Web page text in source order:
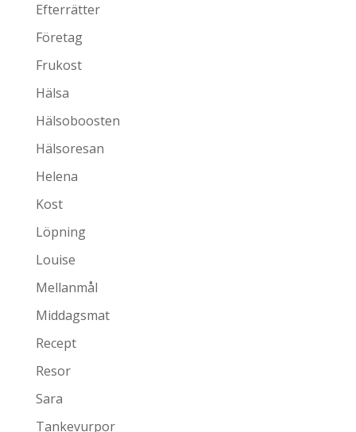
Efterrätter
Företag
Frukost
Hälsa
Hälsoboosten
Hälsoresan
Helena
Kost
Löpning
Louise
Mellanmål
Middagsmat
Recept
Resor
Sara
Tankevurpor